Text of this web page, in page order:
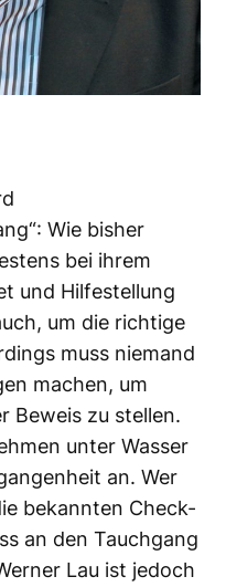
Wie bisher
bei ihrem
und Hilfestellung
um die richtige
muss niemand
machen, um
Beweis zu stellen.
unter Wasser
an. Wer
bekannten Check-
an den Tauchgang
Lau ist jedoch